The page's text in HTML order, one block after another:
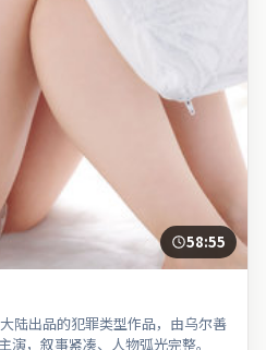
58:55
陆出品的犯罪类型作品，由乌尔善
，叙事紧凑、人物弧光完整。